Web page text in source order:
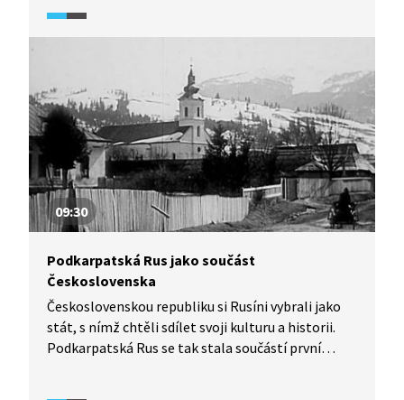
třeba Josef Gočár.
09:30
Podkarpatská Rus jako součást
Československa
Československou republiku si Rusíni vybrali jako
stát, s nímž chtěli sdílet svoji kulturu a historii.
Podkarpatská Rus se tak stala součástí první